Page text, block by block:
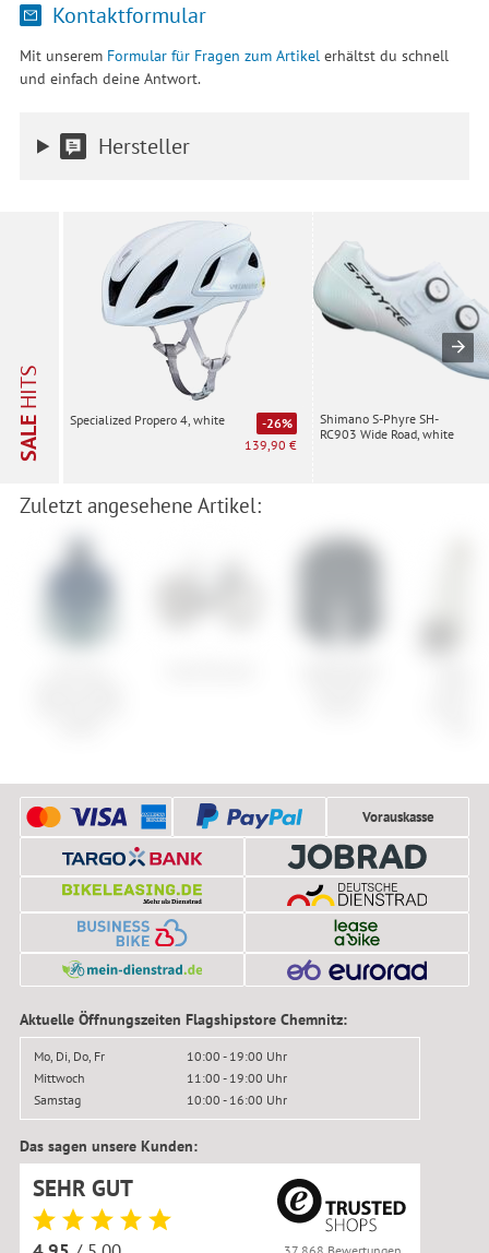
Kontaktformular
Mit unserem Formular für Fragen zum Artikel erhältst du schnell
und einfach deine Antwort.
Hersteller
SALE
HITS
Specialized Propero 4, white
-26%
139,90 €
Shimano S-Phyre SH-
RC903 Wide Road, white
Zuletzt angesehene Artikel:
Vorauskasse
Aktuelle Öffnungszeiten Flagshipstore Chemnitz:
Mo, Di, Do, Fr
10:00 - 19:00 Uhr
Mittwoch
11:00 - 19:00 Uhr
Samstag
10:00 - 16:00 Uhr
Das sagen unsere Kunden:
SEHR GUT